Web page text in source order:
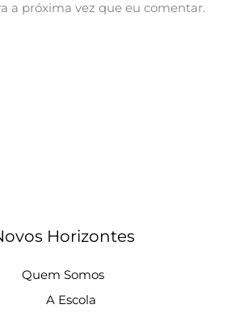
a próxima vez que eu comentar.
Horizontes
Quem Somos
A Escola